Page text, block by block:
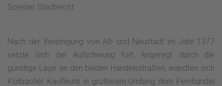
Soester Stadtrecht.
Nach der Vereinigung von Alt- und Neustadt im Jahr 1377
setzte sich der Aufschwung fort. Angeregt durch die
günstige Lage an den beiden Handelsstraßen, wandten sich
Korbacher Kaufleute in größerem Umfang dem Fernhandel